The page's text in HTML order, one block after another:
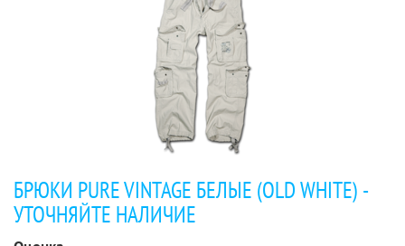
БРЮКИ PURE VINTAGE БЕЛЫЕ (OLD WHITE) -
УТОЧНЯЙТЕ НАЛИЧИЕ